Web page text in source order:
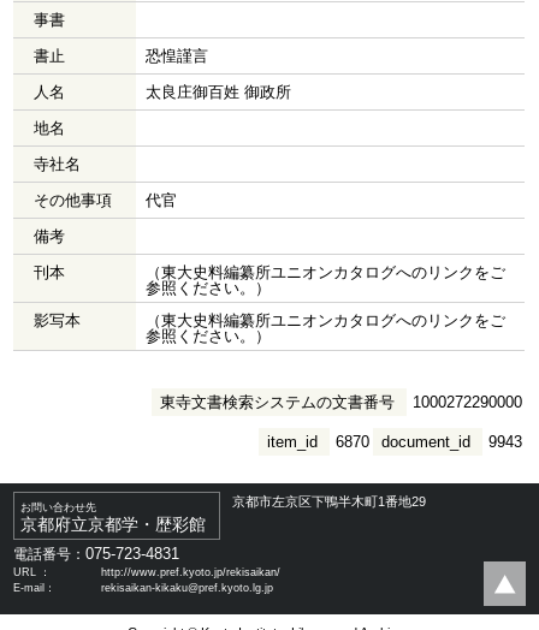
事書
書止
恐惶謹言
人名
太良庄御百姓 御政所
地名
寺社名
その他事項
代官
備考
刊本
（東大史料編纂所ユニオンカタログへのリンクをご
参照ください。）
影写本
（東大史料編纂所ユニオンカタログへのリンクをご
参照ください。）
東寺文書検索システムの文書番号 1000272290000
document_id 9943
item_id 6870
お問い合わせ先
京都府立京都学・歴彩館
京都市左京区下鴨半木町1番地29
電話番号：075-723-4831
URL ：
http://www.pref.kyoto.jp/rekisaikan/
E-mail：
rekisaikan-kikaku@pref.kyoto.lg.jp